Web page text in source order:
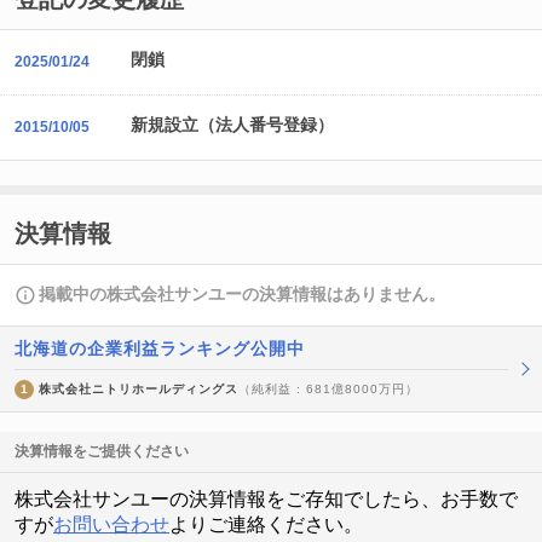
2025/01/24 閉鎖
2015/10/05 新規設立（法人番号登録）
決算情報
掲載中の株式会社サンユーの決算情報はありません。
北海道の企業利益ランキング公開中
1 株式会社ニトリホールディングス （純利益 : 681億8000万円）
決算情報をご提供ください
株式会社サンユーの決算情報をご存知でしたら、お手数で
すがお問い合わせよりご連絡ください。